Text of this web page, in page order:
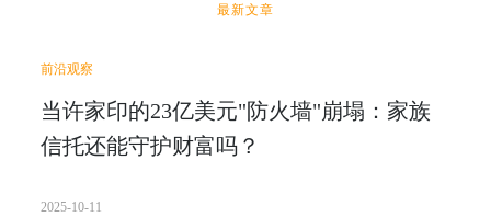
最新文章
前沿观察
当许家印的23亿美元"防火墙"崩塌：家族
信托还能守护财富吗？
2025-10-11